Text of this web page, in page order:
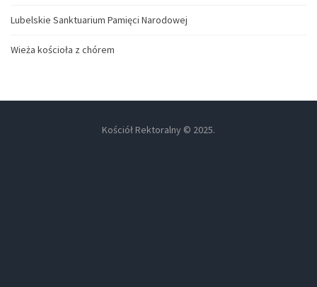
Lubelskie Sanktuarium Pamięci Narodowej
Wieża kościoła z chórem
Kościół Rektoralny © 2025.